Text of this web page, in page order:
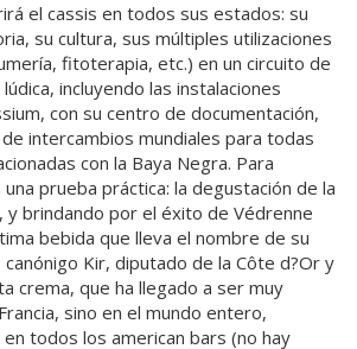
el cassis en todos sus estados: su
su cultura, sus múltiples utilizaciones
fitoterapia, etc.) en un circuito de
incluyendo las instalaciones
con su centro de documentación,
intercambios mundiales para todas
con la Baya Negra. Para
prueba práctica: la degustación de la
y brindando por el éxito de Védrenne
bebida que lleva el nombre de su
Kir, diputado de la Côte d?Or y
crema, que ha llegado a ser muy
sino en el mundo entero,
todos los american bars (no hay